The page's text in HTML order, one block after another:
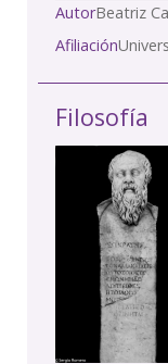
AutorBeatriz
Afiliación
Filosofía